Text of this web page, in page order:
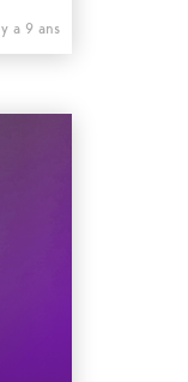
a 9 ans